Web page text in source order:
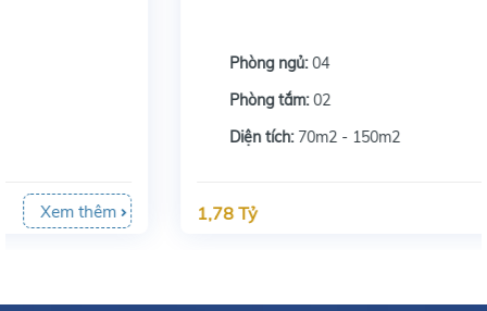
70m2 - 150m2
1,78 Tỷ